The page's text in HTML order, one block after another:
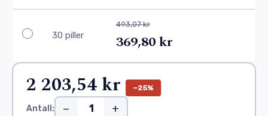
30 piller
493,07 kr
369,80 kr
2 203,54 kr −25%
Antall: − +